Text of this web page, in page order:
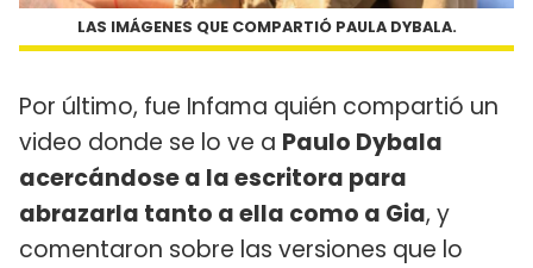
LAS IMÁGENES QUE COMPARTIÓ PAULA DYBALA.
Por último, fue Infama quién compartió un
video donde se lo ve a Paulo Dybala
acercándose a la escritora para
abrazarla tanto a ella como a Gia, y
comentaron sobre las versiones que lo